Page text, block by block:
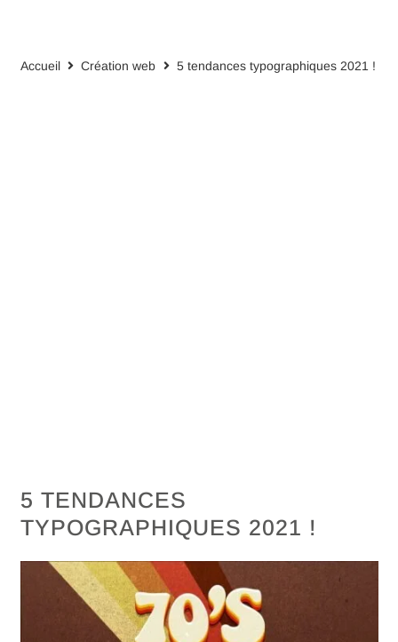
Accueil Création web 5 tendances typographiques 2021 !
5 TENDANCES
TYPOGRAPHIQUES 2021 !